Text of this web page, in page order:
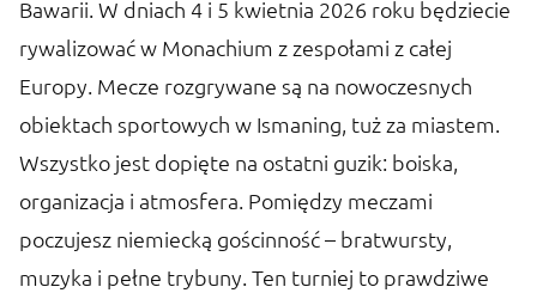
Bawarii. W dniach 4 i 5 kwietnia 2026 roku będziecie
rywalizować w Monachium z zespołami z całej
Europy. Mecze rozgrywane są na nowoczesnych
obiektach sportowych w Ismaning, tuż za miastem.
Wszystko jest dopięte na ostatni guzik: boiska,
organizacja i atmosfera. Pomiędzy meczami
poczujesz niemiecką gościnność – bratwursty,
muzyka i pełne trybuny. Ten turniej to prawdziwe